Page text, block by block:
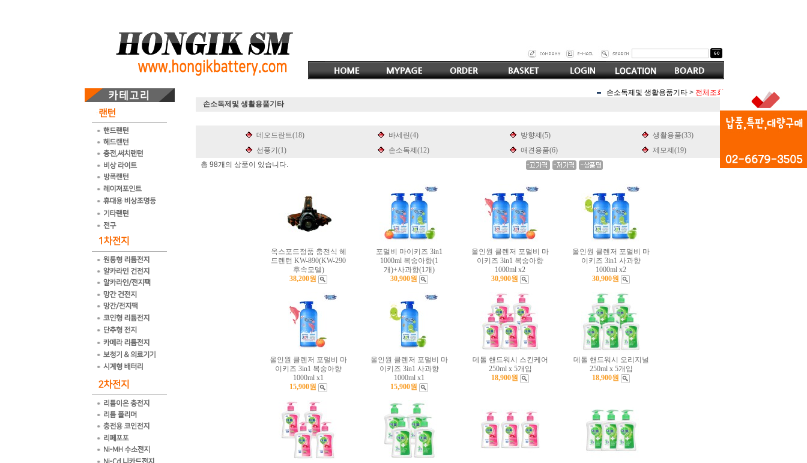
손소독제및 생활용품기타> 전체조회
손소독제및 생활용품기타
데오드란트(18) 바세린(4) 방향제(5)
생활용품(33)
선풍기(1)
손소독제(12) 애견용품(6)
제모제(19)
총 98개의 상품이 있습니다.
옥스포드정품 충전식 헤
드렌턴 KW-890(KW-290
후속모델)
38,200원
포멀비 마이키즈 3in1
1000ml 복숭아향(1
개)+사과향(1개)
30,900원
올인원 클렌저 포멀비 마
이키즈 3in1 복숭아향
1000ml x2
30,900원
올인원 클렌저 포멀비 마
이키즈 3in1 사과향
1000ml x2
30,900원
올인원 클렌저 포멀비 마
이키즈 3in1 복숭아향
1000ml x1
15,900원
올인원 클렌저 포멀비 마
이키즈 3in1 사과향
1000ml x1
15,900원
데톨 핸드워시 스킨케어
250ml x 5개입
18,900원
데톨 핸드워시 오리지널
250ml x 5개입
18,900원